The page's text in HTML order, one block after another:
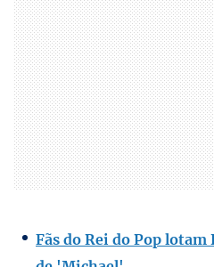
Fãs do Rei do Pop